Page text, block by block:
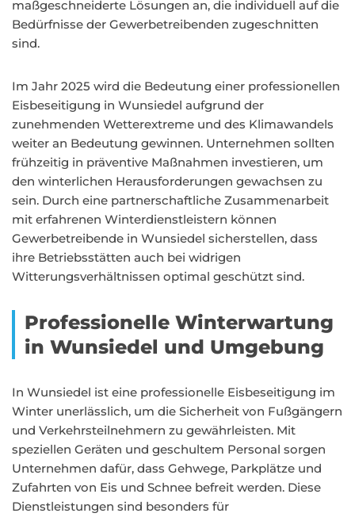
maßgeschneiderte Lösungen an, die individuell auf die
Bedürfnisse der Gewerbetreibenden zugeschnitten
sind.
Im Jahr 2025 wird die Bedeutung einer professionellen
Eisbeseitigung in Wunsiedel aufgrund der
zunehmenden Wetterextreme und des Klimawandels
weiter an Bedeutung gewinnen. Unternehmen sollten
frühzeitig in präventive Maßnahmen investieren, um
den winterlichen Herausforderungen gewachsen zu
sein. Durch eine partnerschaftliche Zusammenarbeit
mit erfahrenen Winterdienstleistern können
Gewerbetreibende in Wunsiedel sicherstellen, dass
ihre Betriebsstätten auch bei widrigen
Witterungsverhältnissen optimal geschützt sind.
Professionelle Winterwartung
in Wunsiedel und Umgebung
In Wunsiedel ist eine professionelle Eisbeseitigung im
Winter unerlässlich, um die Sicherheit von Fußgängern
und Verkehrsteilnehmern zu gewährleisten. Mit
speziellen Geräten und geschultem Personal sorgen
Unternehmen dafür, dass Gehwege, Parkplätze und
Zufahrten von Eis und Schnee befreit werden. Diese
Dienstleistungen sind besonders für